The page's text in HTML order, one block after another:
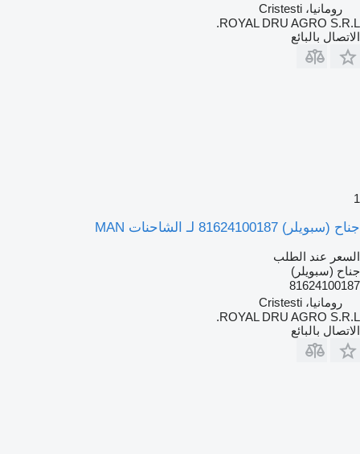
رومانيا، Cristesti
ROYAL DRU AGRO S.R.L.
الاتصال بالبائع
1
جناح (سبويلر) 81624100187 لـ الشاحنات MAN
السعر عند الطلب
جناح (سبويلر)
81624100187
رومانيا، Cristesti
ROYAL DRU AGRO S.R.L.
الاتصال بالبائع